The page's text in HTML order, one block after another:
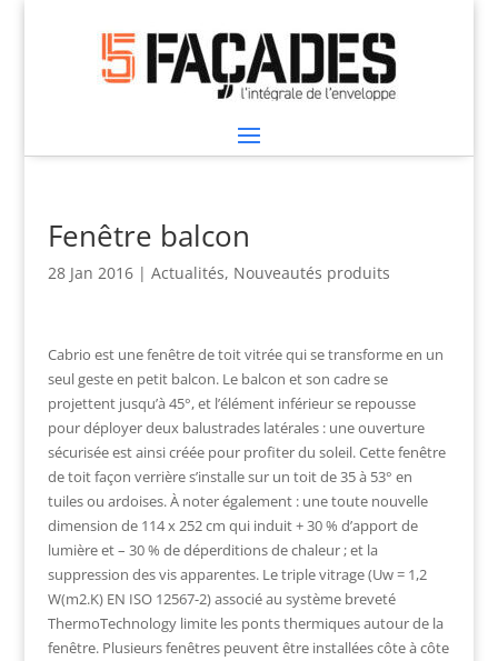
Fenêtre balcon
28 Jan 2016| Actualités, Nouveautés produits
Cabrio est une fenêtre de toit vitrée qui se transforme en un
seul geste en petit balcon. Le balcon et son cadre se
projettent jusqu’à 45°, et l’élément inférieur se repousse
pour déployer deux balustrades latérales : une ouverture
sécurisée est ainsi créée pour profiter du soleil. Cette fenêtre
de toit façon verrière s’installe sur un toit de 35 à 53° en
tuiles ou ardoises. À noter également : une toute nouvelle
dimension de 114 x 252 cm qui induit + 30 % d’apport de
lumière et – 30 % de déperditions de chaleur ; et la
suppression des vis apparentes. Le triple vitrage (Uw = 1,2
W(m2.K) EN ISO 12567-2) associé au système breveté
ThermoTechnology limite les ponts thermiques autour de la
fenêtre. Plusieurs fenêtres peuvent être installées côte à côte